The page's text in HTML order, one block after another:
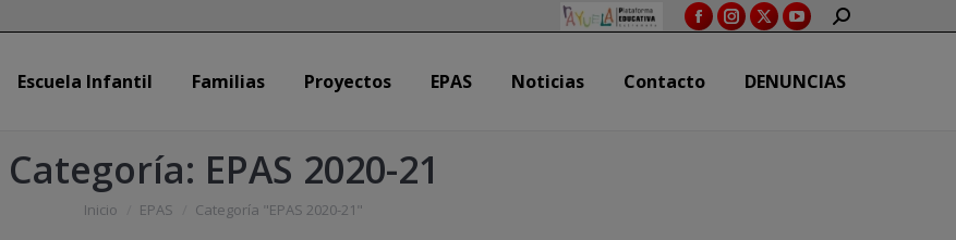
Facebook
opens
Instagram
opens
X
opens
YouTube
opens
SEARCH:
Escuela Infantil Familias Proyectos EPAS Noticias Contacto DENUNCIAS
Categoría: EPAS 2020-21
Estás aquí:
Inicio EPAS Categoría "EPAS 2020-21"
Escuela Infantil Familias Proyectos EPAS Noticias Contacto DENUNCIAS